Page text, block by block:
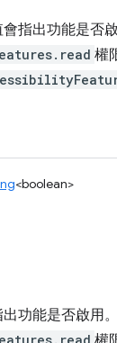
指出功能是否
權
<boolean>
功能是否啟用。